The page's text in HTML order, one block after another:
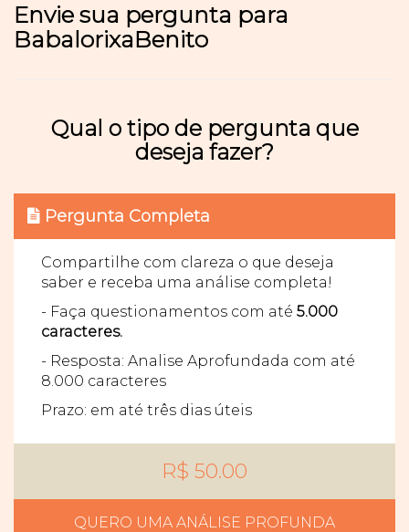
Envie sua pergunta para
BabalorixaBenito
Qual o tipo de pergunta que
deseja fazer?
Pergunta Completa
Compartilhe com clareza o que deseja
saber e receba uma análise completa!
- Faça questionamentos com até 5.000
caracteres.
- Resposta: Analise Aprofundada com até
8.000 caracteres
Prazo: em até três dias úteis
R$ 50.00
QUERO UMA ANÁLISE PROFUNDA